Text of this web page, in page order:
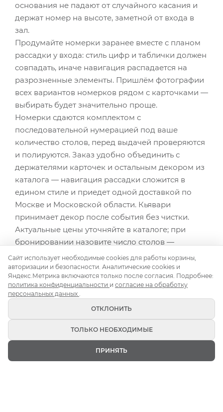
основания не падают от случайного касания и
держат номер на высоте, заметной от входа в
зал.
Продумайте номерки заранее вместе с планом
рассадки у входа: стиль цифр и таблички должен
совпадать, иначе навигация распадается на
разрозненные элементы. Пришлём фотографии
всех вариантов номерков рядом с карточками —
выбирать будет значительно проще.
Номерки сдаются комплектом с
последовательной нумерацией под ваше
количество столов, перед выдачей проверяются
и полируются. Заказ удобно объединить с
держателями карточек и остальным декором из
каталога — навигация рассадки сложится в
едином стиле и приедет одной доставкой по
Москве и Московской области. Кьявари
принимает декор после события без чистки.
Актуальные цены уточняйте в каталоге; при
бронировании назовите число столов —
соберём комплект нужной нумерации.
Кензан Стойки
Канделябры
Сайт использует необходимые cookies для работы корзины,
авторизации и безопасности. Аналитические cookies и
Яндекс.Метрика включаются только после согласия. Подробнее:
политика конфиденциальности и согласие на обработку
персональных данных .
ОТКЛОНИТЬ
ТОЛЬКО НЕОБХОДИМЫЕ
ПРИНЯТЬ